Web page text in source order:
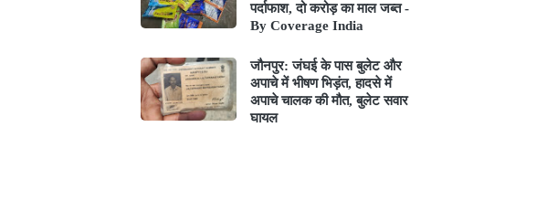
पर्दाफाश, दो करोड़ का माल जब्त -
By Coverage India
जौनपुर: जंघई के पास बुलेट और
अपाचे में भीषण भिड़ंत, हादसे में
अपाचे चालक की मौत, बुलेट सवार
घायल